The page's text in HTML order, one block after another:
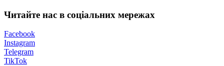
Читайте нас в соціальних мережах
Facebook
Instagram
Telegram
TikTok